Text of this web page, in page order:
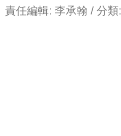
責任編輯: 李承翰 / 分類: